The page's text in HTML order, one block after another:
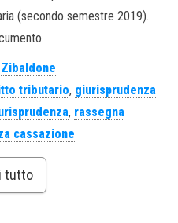
(secondo semestre 2019).
Zibaldone
tributario, giurisprudenza
, rassegna
cassazione
tutto